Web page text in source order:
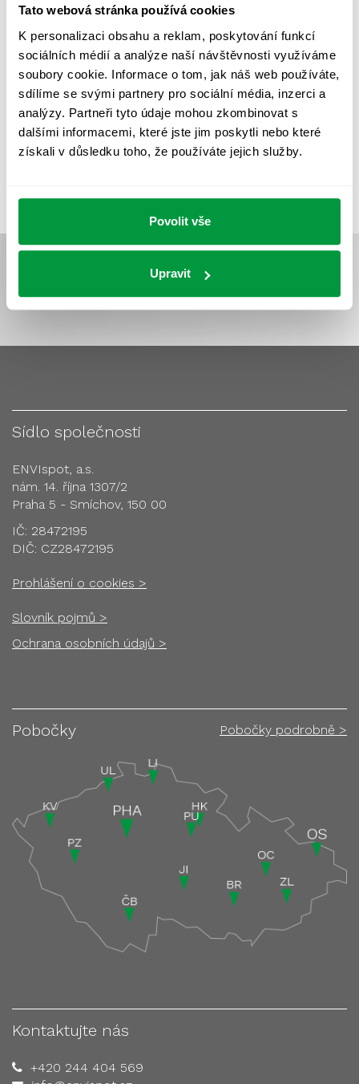
Tato webová stránka používá cookies
K personalizaci obsahu a reklam, poskytování funkcí
sociálních médií a analýze naší návštěvnosti využíváme
soubory cookie. Informace o tom, jak náš web používáte,
sdílíme se svými partnery pro sociální média, inzerci a
analýzy. Partneři tyto údaje mohou zkombinovat s
dalšími informacemi, které jste jim poskytli nebo které
získali v důsledku toho, že používáte jejich služby.
Povolit vše
Upravit
PROVOZNÍ DENÍK NOUZOVÉHO OSVĚTLENÍ
REVIZE NOUZOVÉHO OSVĚTLENÍ ŘÍZENÍ SPEKTRUM
UMĚLÉ OSVĚTLENÍ VEŘEJNÉ OSVĚTLENÍ
VÝPOČET OSVĚTLENÍ VÝPOČET ZASTÍNĚNÍ
VÝPOČTY A NÁVRHY ZASTÍNĚNÍ
ZKOUŠKY NOUZOVÉHO OSVĚTLENÍ
Sídlo společnosti
ENVIspot, a.s.
nám. 14. října 1307/2
Praha 5 - Smíchov, 150 00
IČ: 28472195
DIČ: CZ28472195
Prohlášení o cookies >
Slovník pojmů >
Ochrana osobních údajů >
Pobočky Pobočky podrobně >
Kontaktujte nás
+420 244 404 569